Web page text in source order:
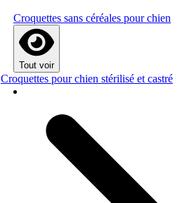
Croquettes sans céréales pour chien
Tout voir
Croquettes pour chien stérilisé et castré